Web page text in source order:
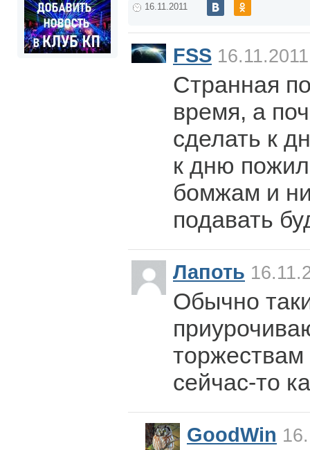
16.11.2011
FSS
Странная
время, а
сделать к
к дню
бомжам и
подавать
Лапоть
Обычно
сейчас-то
GoodWin